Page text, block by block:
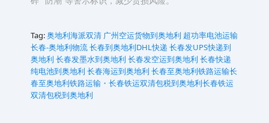
Tag:奥地利海派双清 广州空运货物到奥地利 超功率电池运输
长春-奥地利物流长春到奥地利DHL快递 长春发UPS快递到
奥地利 长春发墨水到奥地利 长春发空运到奥地利 长春快递
纯电池到奥地利 长春海运到奥地利 长春至奥地利铁路运输长
春至奥地利铁路运输・长春铁运双清包税到奥地利长春铁运
双清包税到奥地利